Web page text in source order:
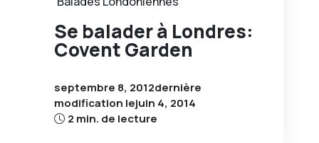
Se balader à Londres:
Covent Garden
septembre 8, 2012dernière
modification lejuin 4, 2014
2 min. de lecture